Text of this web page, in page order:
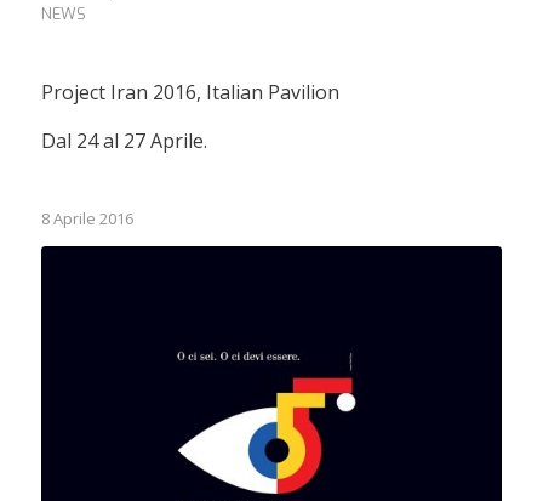
NEWS
Project Iran 2016, Italian Pavilion
Dal 24 al 27 Aprile.
8 Aprile 2016